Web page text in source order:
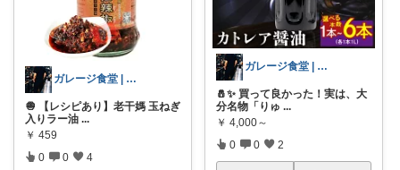
ガレージ食堂 | 開業準備中
🧅 【レシピあり】老干媽 玉ねぎ
入りラー油 ...
￥ 459
0 0 4
ガレージ食堂 | 開業準備中
🧂✨ 買って良かった！実は、大
分名物「りゅ ...
￥ 4,000～
0 0 2